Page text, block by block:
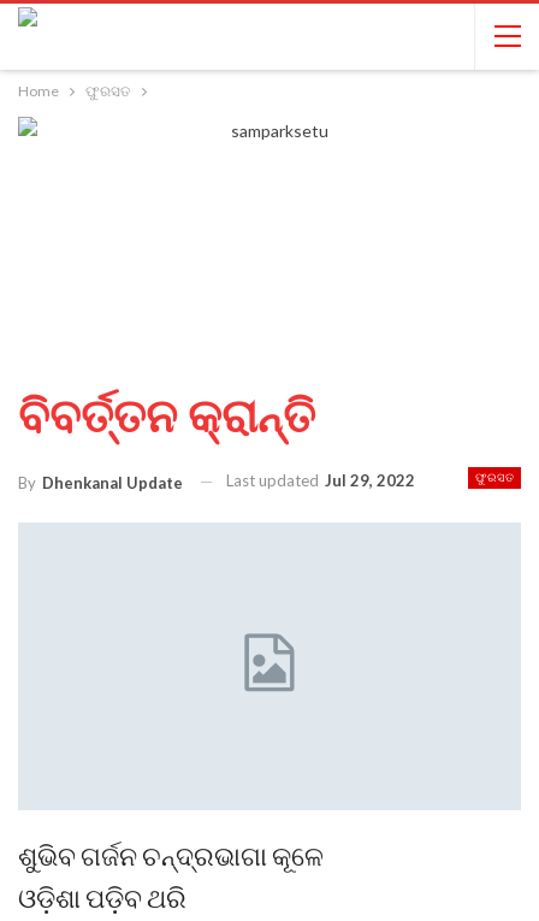
Home ଫୁରସତ
ବିବର୍ତ୍ତନ କ୍ରାନ୍ତି
ଫୁରସତ
By Dhenkanal Update Last updated Jul 29, 2022
ଶୁଭିବ ଗର୍ଜନ ଚନ୍ଦ୍ରଭାଗା କୂଳେ
ଓଡ଼ିଶା ପଡ଼ିବ ଥରି